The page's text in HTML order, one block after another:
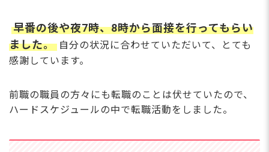
早番の後や夜7時、8時から面接を行ってもらい
ました。 自分の状況に合わせていただいて、とても
感謝しています。
前職の職員の方々にも転職のことは伏せていたので、
ハードスケジュールの中で転職活動をしました。